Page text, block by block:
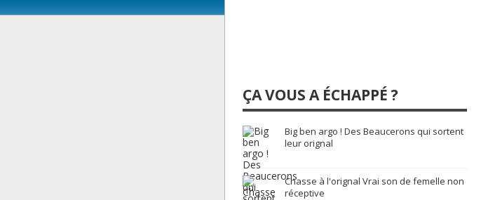
ÇA VOUS A ÉCHAPPÉ ?
Big ben argo ! Des Beaucerons qui sortent
leur orignal
Chasse à l'orignal Vrai son de femelle non
réceptive